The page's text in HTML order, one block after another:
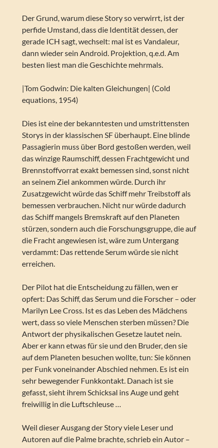
Der Grund, warum diese Story so verwirrt, ist der
perfide Umstand, dass die Identität dessen, der
gerade ICH sagt, wechselt: mal ist es Vandaleur,
dann wieder sein Android. Projektion, q.e.d. Am
besten liest man die Geschichte mehrmals.
|Tom Godwin: Die kalten Gleichungen| (Cold
equations, 1954)
Dies ist eine der bekanntesten und umstrittensten
Storys in der klassischen SF überhaupt. Eine blinde
Passagierin muss über Bord gestoßen werden, weil
das winzige Raumschiff, dessen Frachtgewicht und
Brennstoffvorrat exakt bemessen sind, sonst nicht
an seinem Ziel ankommen würde. Durch ihr
Zusatzgewicht würde das Schiff mehr Treibstoff als
bemessen verbrauchen. Nicht nur würde dadurch
das Schiff mangels Bremskraft auf den Planeten
stürzen, sondern auch die Forschungsgruppe, die auf
die Fracht angewiesen ist, wäre zum Untergang
verdammt: Das rettende Serum würde sie nicht
erreichen.
Der Pilot hat die Entscheidung zu fällen, wen er
opfert: Das Schiff, das Serum und die Forscher – oder
Marilyn Lee Cross. Ist es das Leben des Mädchens
wert, dass so viele Menschen sterben müssen? Die
Antwort der physikalischen Gesetze lautet nein.
Aber er kann etwas für sie und den Bruder, den sie
auf dem Planeten besuchen wollte, tun: Sie können
per Funk voneinander Abschied nehmen. Es ist ein
sehr bewegender Funkkontakt. Danach ist sie
gefasst, sieht ihrem Schicksal ins Auge und geht
freiwillig in die Luftschleuse …
Weil dieser Ausgang der Story viele Leser und
Autoren auf die Palme brachte, schrieb ein Autor –